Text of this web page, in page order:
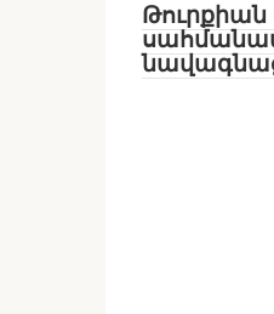
Թուրքիան